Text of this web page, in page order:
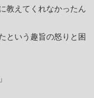
教えてくれなかったん
という趣旨の怒りと困